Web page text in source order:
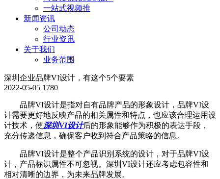
一站式视频推
新闻资讯
公司动态
行业资讯
关于我们
业务范围
深圳企业品牌VI设计，有这个5个要素
2022-05-05 1780
品牌VI设计是指对自有品牌产品的形象设计，品牌VI设
计需要更好地反映产品的相关属性和特点，也应该合理运用设
计技术，使深圳VI设计后的形象能够作为积极的表达手段，
充分传递信息，确保客户收到符合产品策略的信息。
品牌VI设计是整个产品识别系统的设计，对于品牌VI设
计，产品标识属性不可忽视。深圳VI设计还应考虑包容性和
相对清晰的边界，为未来品牌发展。